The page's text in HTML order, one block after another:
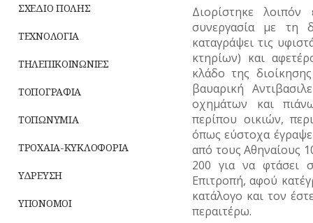
ΣΧΕΔΙΟ ΠΟΛΗΣ
ΤΕΧΝΟΛΟΓΙΑ
ΤΗΛΕΠΙΚΟΙΝΩΝΙΕΣ
ΤΟΠΟΓΡΑΦΙΑ
ΤΟΠΩΝΥΜΙΑ
ΤΡΟΧΑΙΑ-ΚΥΚΛΟΦΟΡΙΑ
ΥΔΡΕΥΣΗ
ΥΠΟΝΟΜΟΙ
Διορίστηκε
συνεργασία με τη
καταγράψει τις
κτηρίων) και
κλάδο της
βαυαρική
οχημάτων και
περίπου οικιών,
όπως εύστοχα
από τους Αθηναίους
200 για να φτάσει
Επιτροπή, αφού
κατάλογο και τον
περαιτέρω.